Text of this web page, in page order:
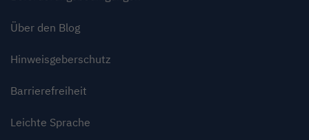
Über den Blog
Hinweisgeberschutz
Barrierefreiheit
Leichte Sprache